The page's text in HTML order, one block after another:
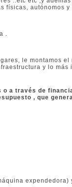
físicas, autónomos y
.
le montamos
y lo más
a través de
, que